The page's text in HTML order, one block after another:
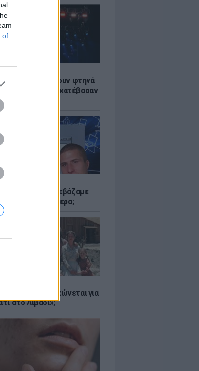
of
επιτέλους βγάζουν φτηνά
καλλιτέχνες κατέβασαν
Napster που κατεβάζαμε
βρίσκονται σήμερα;
η Αμερική τσακώνεται για
στο Λιβάδι»;